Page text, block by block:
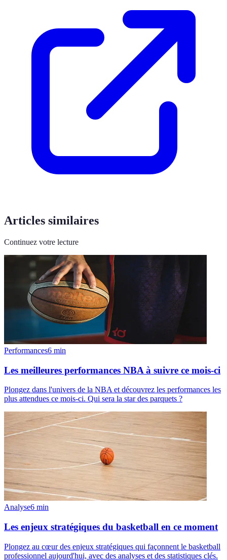
Articles similaires
Continuez votre lecture
Performances6 min
Les meilleures performances NBA à suivre ce mois-ci
Plongez dans l'univers de la NBA et découvrez les performances les
plus attendues ce mois-ci. Qui sera la star des parquets ?
Analyse6 min
Les enjeux stratégiques du basketball en ce moment
Plongez au cœur des enjeux stratégiques qui façonnent le basketball
professionnel aujourd'hui, avec des analyses et des statistiques clés.